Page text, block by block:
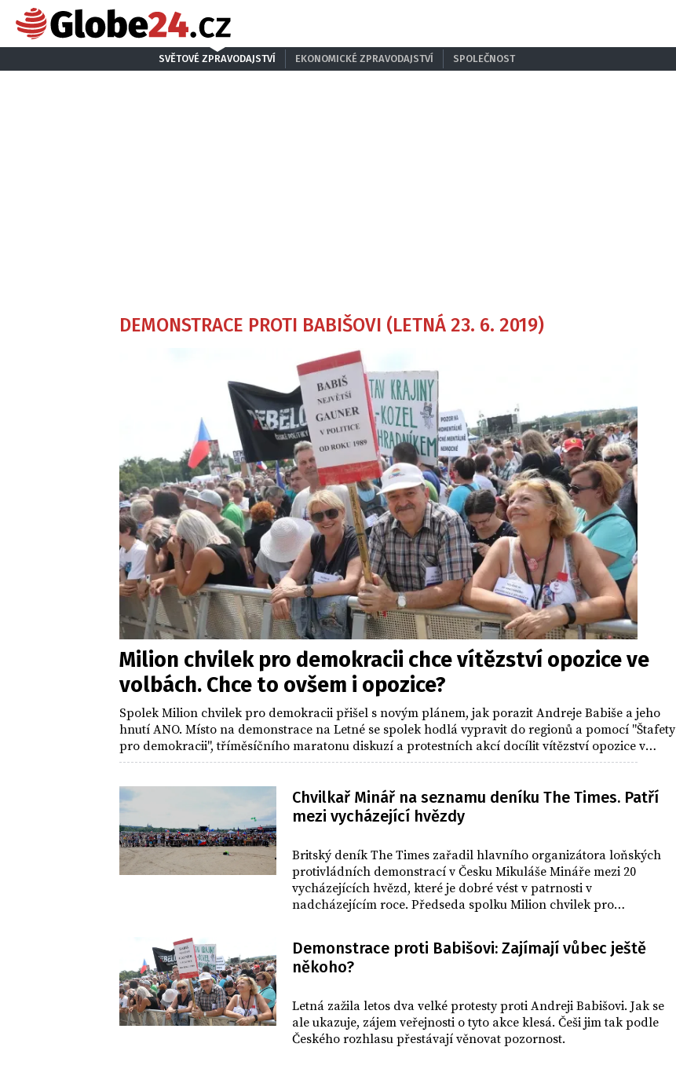
SVĚTOVÉ ZPRAVODAJSTVÍ EKONOMICKÉ ZPRAVODAJSTVÍ SPOLEČNOST
DEMONSTRACE PROTI BABIŠOVI (LETNÁ 23. 6. 2019)
Milion chvilek pro demokracii chce vítězství opozice ve
volbách. Chce to ovšem i opozice?
Spolek Milion chvilek pro demokracii přišel s novým plánem, jak porazit Andreje Babiše a jeho
hnutí ANO. Místo na demonstrace na Letné se spolek hodlá vypravit do regionů a pomocí "Štafety
pro demokracii", tříměsíčního maratonu diskuzí a protestních akcí docílit vítězství opozice v
letošních krajských volbách, a pomoci i jejímu vítězství ve volbách do sněmovny v roce 2021.
Chvilkař Minář na seznamu deníku The Times. Patří
mezi vycházející hvězdy
Britský deník The Times zařadil hlavního organizátora loňských
protivládních demonstrací v Česku Mikuláše Mináře mezi 20
vycházejících hvězd, které je dobré vést v patrnosti v
nadcházejícím roce. Předseda spolku Milion chvilek pro
princezna Leonor, nový bavorský premiér Markus Söder či ruský
opoziční aktivista Jegor Žukov.
Demonstrace proti Babišovi: Zajímají vůbec ještě
někoho?
Letná zažila letos dva velké protesty proti Andreji Babišovi. Jak se
ale ukazuje, zájem veřejnosti o tyto akce klesá. Češi jim tak podle
Českého rozhlasu přestávají věnovat pozornost.